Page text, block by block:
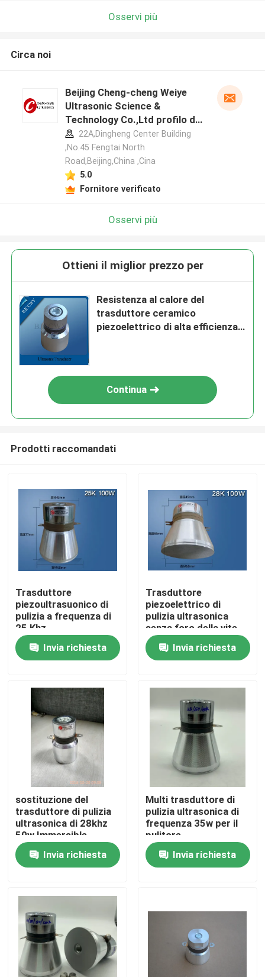
Casa
Circa noi
Giro della fabbrica
Controllo di qualità
Contattici
Richieda una citazione
Trasduttore ad ultrasuoni pulizia
Trasduttore ad ultrasuoni ad alta potenza
Trasduttore ultrasonico di multi frequenza
Osservi più
Circa noi
Beijing Cheng-cheng Weiye
Ultrasonic Science &
Technology Co.,Ltd profilo del
produttore
22A,Dingheng Center Building
,No.45 Fengtai North
Road,Beijing,China ,Cina
5.0
Fornitore verificato
Osservi più
Ottieni il miglior prezzo per
Resistenza al calore del
trasduttore ceramico
piezoelettrico di alta efficienza
Continua
Prodotti raccomandati
Trasduttore
piezoultrasuonico di
pulizia a frequenza di
25 Khz
Invia richiesta
Trasduttore
piezoelettrico di
pulizia ultrasonica
senza foro della vite
Invia richiesta
sostituzione del
trasduttore di pulizia
ultrasonica di 28khz
50w Immersible
Invia richiesta
Multi trasduttore di
pulizia ultrasonica di
frequenza 35w per il
pulitore
Invia richiesta